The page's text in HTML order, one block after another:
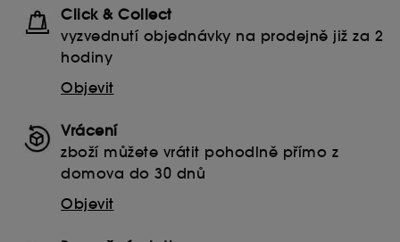
Click & Collect
vyzvednutí objednávky na prodejně již za 2
hodiny
Objevit
Vrácení
zboží můžete vrátit pohodlně přímo z
domova do 30 dnů
Objevit